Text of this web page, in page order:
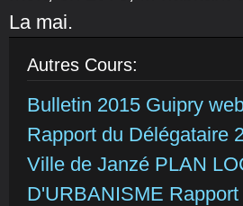
La mai.
Autres Cours:
Bulletin 2015 Guipry
Rapport du Délégataire
Ville de Janzé PLAN
D'URBANISME Rapport